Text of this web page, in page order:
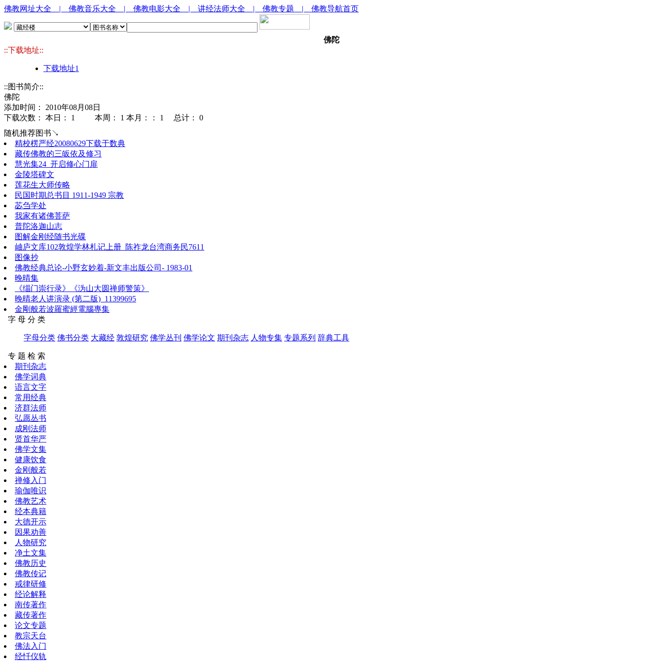
佛教网址大全 | 佛教音乐大全 | 佛教电影大全 | 讲经法师大全 | 佛教专题 | 佛教导航首页
佛陀
::下载地址::
下载地址1
::图书简介::
佛陀
添加时间： 2010年08月08日
下载次数： 本日： 1 本周： 1 本月：： 1 总计： 0
随机推荐图书↘
精校楞严经20080629下载于数典
藏传佛教的三皈依及修习
慧光集24_开启修心门扉
金陵塔碑文
莲花生大师传略
民国时期总书目 1911-1949 宗教
苾刍学处
我家有诸佛菩萨
普陀洛迦山志
图解金刚经随书光碟
岫庐文库102敦煌学林札记上册_陈祚龙台湾商务民7611
图像抄
佛教经典总论-小野玄妙着-新文丰出版公司- 1983-01
晚晴集
《缁门崇行录》《沩山大圆禅师警策》
晚晴老人讲演录 (第二版)_11399695
金剛般若波羅蜜經電腦專集
字 母 分 类
字母分类 佛书分类 大藏经 敦煌研究 佛学丛刊 佛学论文 期刊杂志 人物专集 专题系列 辞典工具
专 题 检 索
期刊杂志
佛学词典
语言文字
常用经典
济群法师
弘愿丛书
成刚法师
贤首华严
佛学文集
健康饮食
金刚般若
禅修入门
瑜伽唯识
佛教艺术
经本典籍
大德开示
因果劝善
人物研究
净土文集
佛教历史
佛教传记
戒律研修
经论解释
南传著作
藏传著作
论文专题
教宗天台
佛法入门
经忏仪轨